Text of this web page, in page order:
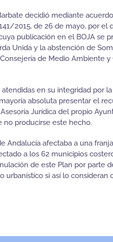
decidió mediante
2015, de 26 de mayo, por
publicación en el BOJA
Unida y la abstención de
de Medio Ambiente
en su integridad por
absoluta presentar el
Jurídica del propio
no producirse este hecho.
afectaba a una
a los 62 municipios
de este Plan por parte
urbanístico si así lo consideran